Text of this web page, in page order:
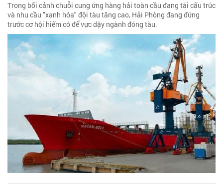
Trong bối cảnh chuỗi cung ứng hàng hải toàn cầu đang tái cấu trúc
và nhu cầu "xanh hóa" đội tàu tăng cao, Hải Phòng đang đứng
trước cơ hội hiếm có để vực dậy ngành đóng tàu.